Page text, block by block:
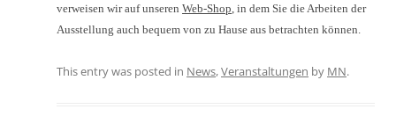
verweisen wir auf unseren Web-Shop , in dem Sie die Arbeiten der
Ausstellung auch bequem von zu Hause aus betrachten können.
This entry was posted in News,Veranstaltungen by MN.